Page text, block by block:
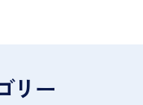
リー